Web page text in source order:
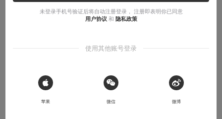
了许多精彩的作品。几个月前，借着复仇者联盟3的热度，
有网友剪辑出了单机3A大作们面对主流网络游戏时难以招
架的画面，作为救星一般登场的R星挥舞着名为《荒野大镖
未登录手机号验证后将自动注册登录， 注册即表明你已同意
用户协议 和 隐私政策
使用其他账号登录
 Sign in with Apple
苹果 微信 微博